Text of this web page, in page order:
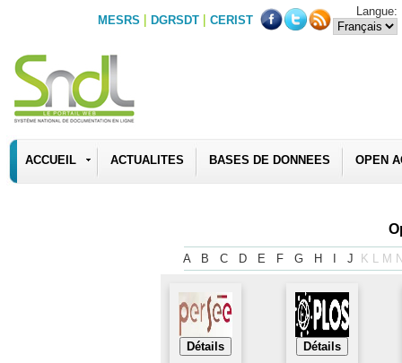
MESRS | DGRSDT | CERIST
Langue:
ACCUEIL ACTUALITES BASES DE DONNEES OPEN
A B C D E F G H J K L M
Détails Détails